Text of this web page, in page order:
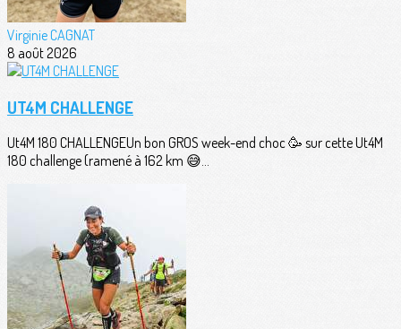
Virginie CAGNAT
8 août 2026
UT4M CHALLENGE
Ut4M 180 CHALLENGEUn bon GROS week-end choc 🥳 sur cette Ut4M
180 challenge (ramené à 162 km 😅...